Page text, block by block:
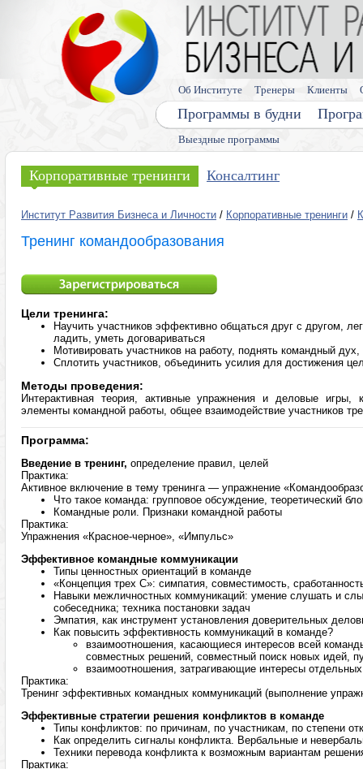
Выездные программы
Программы в будни
Об Институте Тренеры Клиенты
Корпоративные тренинги Консалтинг
Институт Развития Бизнеса и Личности / Корпоративные тренинги /
Тренинг командообразования
Цели тренинга:
Научить участников эффективно общаться друг с другом,
ладить, уметь договариваться
Мотивировать участников на работу, поднять командный
Сплотить участников, объединить усилия для достижения
Методы проведения:
Интерактивная теория, активные упражнения и деловые игры,
элементы командной работы, общее взаимодействие участников
Программа:
Введение в тренинг, определение правил, целей
Практика:
Активное включение в тему тренинга — упражнение
Что такое команда: групповое обсуждение, теоретический
Командные роли. Признаки командной работы
Практика:
Упражнения «Красное-черное», «Импульс»
Эффективное командные коммуникации
Типы ценностных ориентаций в команде
«Концепция трех С»: симпатия, совместимость,
Навыки межличностных коммуникаций: умение слушать и
собеседника; техника постановки задач
Эмпатия, как инструмент установления доверительных
Как повысить эффективность коммуникаций в команде?
взаимоотношения, касающиеся интересов всей
совместных решений, совместный поиск новых идей,
взаимоотношения, затрагивающие интересы
Практика:
Тренинг эффективных командных коммуникаций (выполнение
Эффективные стратегии решения конфликтов в команде
Типы конфликтов: по причинам, по участникам, по степени
Как определить сигналы конфликта. Вербальные и
Техники перевода конфликта к возможным вариантам
Практика: